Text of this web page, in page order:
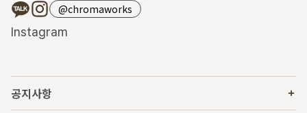
@chromaworks
Instagram
공지사항